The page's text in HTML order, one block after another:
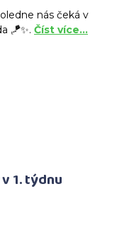
nás čeká v
🪁✨. Číst více…
1. týdnu